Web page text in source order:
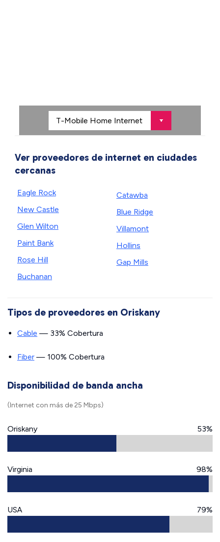
Ver proveedores de internet en ciudades
cercanas
Eagle Rock
New Castle
Glen Wilton
Paint Bank
Rose Hill
Buchanan
Catawba
Blue Ridge
Villamont
Hollins
Gap Mills
Tipos de proveedores en Oriskany
Cable — 33% Cobertura
Fiber — 100% Cobertura
Disponibilidad de banda ancha
(Internet con más de 25 Mbps)
Oriskany 53%
Virginia 98%
USA 79%